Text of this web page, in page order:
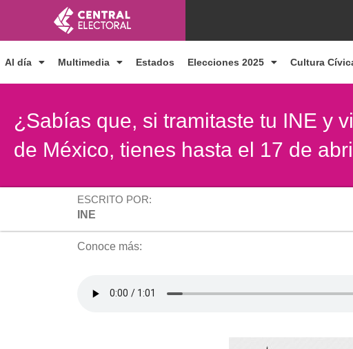
contenido
Al día Multimedia Estados Elecciones 2025 Cultura
¿Sabías que, si tramitaste tu INE y
de México, tienes hasta el 17 de
ESCRITO POR:
INE
Conoce más: